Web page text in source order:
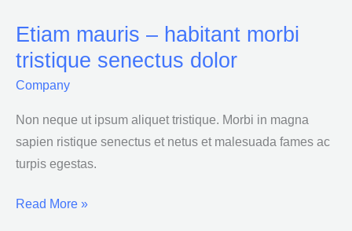
Etiam mauris – habitant morbi
tristique senectus dolor
Company
Non neque ut ipsum aliquet tristique. Morbi in magna
sapien ristique senectus et netus et malesuada fames ac
turpis egestas.
Etiam
mauris
morbi
tristique
senectus
Read More »